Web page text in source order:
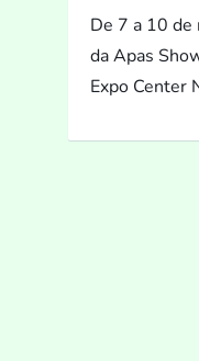
De 7 a 10 de
da Apas
Expo Center